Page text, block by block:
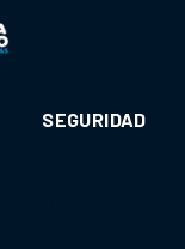
SEGURIDAD